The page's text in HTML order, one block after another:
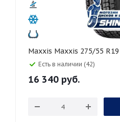
30 40
55 65
Maxxis Maxxis 275/55
Есть в наличии (42)
16 340 руб.